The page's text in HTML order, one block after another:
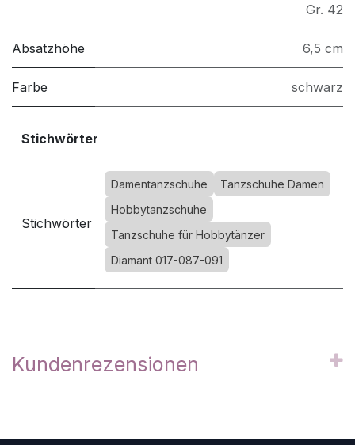
Gr. 42
Absatzhöhe 6,5 cm
Farbe schwarz
Stichwörter
Stichwörter
Damentanzschuhe
Tanzschuhe Damen
Hobbytanzschuhe
Tanzschuhe für Hobbytänzer
Diamant 017-087-091
Kundenrezensionen